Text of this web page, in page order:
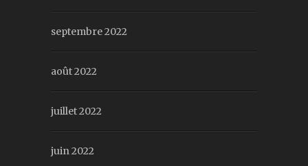
septembre 2022
août 2022
juillet 2022
juin 2022